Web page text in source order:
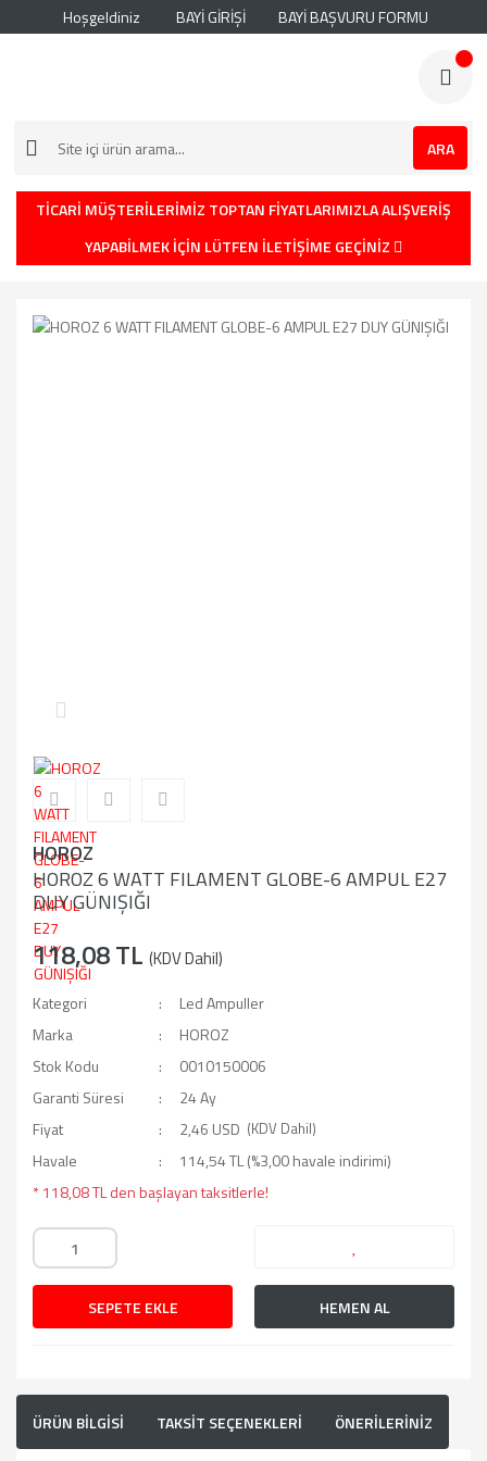
Hoşgeldiniz BAYİ GİRİŞİ BAYİ BAŞVURU FORMU
ARA
TİCARİ MÜŞTERİLERİMİZ TOPTAN FİYATLARIMIZLA ALIŞVERİŞ
YAPABİLMEK İÇİN LÜTFEN İLETİŞİME GEÇİNİZ
HOROZ
HOROZ 6 WATT FILAMENT GLOBE-6 AMPUL E27
DUY GÜNIŞIĞI
118,08 TL (KDV Dahil)
Kategori
Led Ampuller
Marka
HOROZ
Stok Kodu
0010150006
Garanti Süresi
24 Ay
Fiyat
2,46 USD (KDV Dahil)
Havale
114,54 TL (%3,00 havale indirimi)
* 118,08 TL den başlayan taksitlerle!
SEPETE EKLE HEMEN AL
ÜRÜN BİLGİSİ TAKSİT SEÇENEKLERİ ÖNERİLERİNİZ